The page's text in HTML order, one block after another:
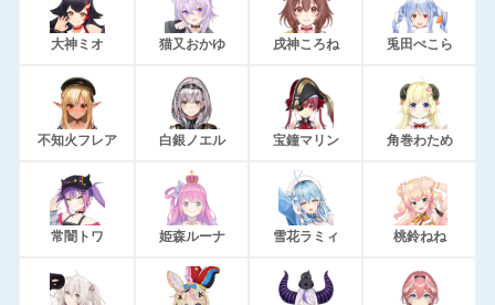
大神ミオ 猫又おかゆ 戌神ころね 兎田ぺこら
不知火フレア 白銀ノエル 宝鐘マリン 角巻わため
常闇トワ 姫森ルーナ 雪花ラミィ 桃鈴ねね